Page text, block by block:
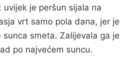
je peršun sijala na
vrt samo pola dana, jer je
smeta. Zalijevala ga je
po najvećem suncu.